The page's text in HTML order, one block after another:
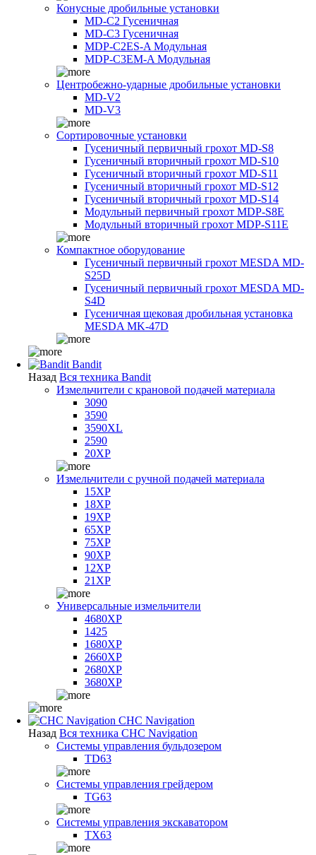
Конусные дробильные установки
MD-C2 Гусеничная
MD-C3 Гусеничная
MDP-C2ES-A Модульная
MDP-C3EM-A Модульная
Центробежно-ударные дробильные установки
MD-V2
MD-V3
Сортировочные установки
Гусеничный первичный грохот MD-S8
Гусеничный вторичный грохот MD-S10
Гусеничный вторичный грохот MD-S11
Гусеничный вторичный грохот MD-S12
Гусеничный вторичный грохот MD-S14
Модульный первичный грохот MDP-S8E
Модульный вторичный грохот MDP-S11E
Компактное оборудование
Гусеничный первичный грохот MESDA MD-
S25D
Гусеничный первичный грохот MESDA MD-
S4D
Гусеничная щековая дробильная установка
MESDA MK-47D
Bandit
Назад Вся техника Bandit
Измельчители с крановой подачей материала
3090
3590
3590XL
2590
20XP
Измельчители с ручной подачей материала
15XP
18XP
19XP
65XP
75XP
90XP
12XP
21XP
Универсальные измельчители
4680XP
1425
1680XP
2660XP
2680XP
3680XP
CHC Navigation
Назад Вся техника CHC Navigation
Системы управления бульдозером
TD63
Системы управления грейдером
TG63
Системы управления экскаватором
TX63